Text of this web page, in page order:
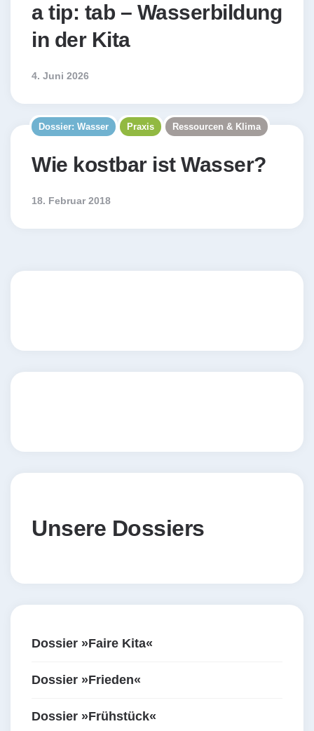
a tip: tab – Wasserbildung
in der Kita
4. Juni 2026
Dossier: Wasser Praxis Ressourcen & Klima
Wie kostbar ist Wasser?
18. Februar 2018
Unsere Dossiers
Dossier »Faire Kita«
Dossier »Frieden«
Dossier »Frühstück«